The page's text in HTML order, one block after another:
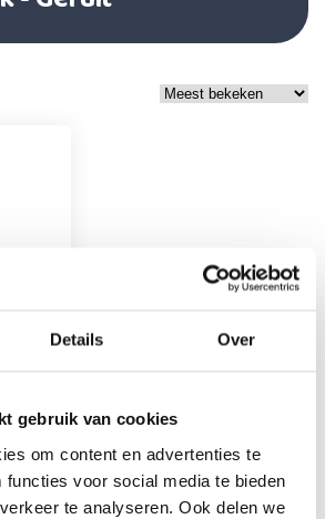
Details Over
gebruik van cookies
om content en advertenties te
functies voor social media te bieden
te analyseren. Ook delen we
advies
chat